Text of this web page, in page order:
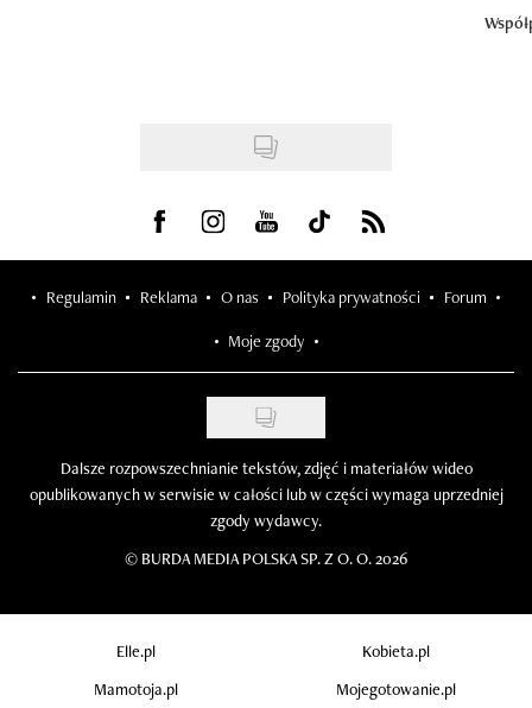
Visit us on Facebook
Visit us on Instagram
Visit us on Youtube
Visit us on Tiktok
Visit us on Rss
Regulamin Reklama O nas Polityka prywatności Forum
Moje zgody
Dalsze rozpowszechnianie tekstów, zdjęć i materiałów wideo
opublikowanych w serwisie w całości lub w części wymaga uprzedniej
zgody wydawcy.
© BURDA MEDIA POLSKA SP. Z O. O. 2026
Elle.pl
Kobieta.pl
Mamotoja.pl
Mojegotowanie.pl